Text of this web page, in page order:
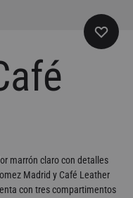
marrón claro con detalles
Madrid y Café Leather
con tres compartimentos